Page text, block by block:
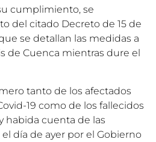
cumplimiento, se
del citado Decreto de 15 de
se detallan las medidas a
de Cuenca mientras dure el
tanto de los afectados
19 como de los fallecidos
habida cuenta de las
día de ayer por el Gobierno